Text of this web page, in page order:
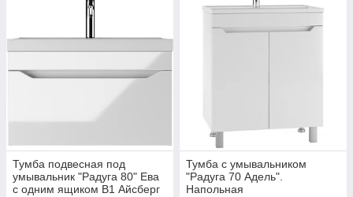
Тумба подвесная под
умывальник "Радуга 80" Ева
с одним ящиком В1 Айсберг
Тумба с умывальником
"Радуга 70 Адель".
Напольная